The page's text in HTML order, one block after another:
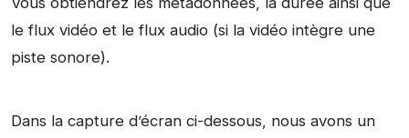
le flux vidéo et le flux audio (si la vidéo intègre une
piste sonore).
Dans la capture d’écran ci-dessous, nous avons un